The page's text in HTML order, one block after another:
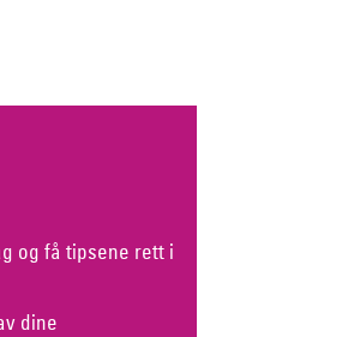
og få tipsene rett i
dine